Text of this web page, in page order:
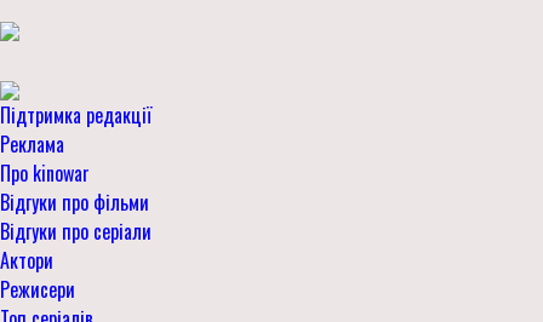
Підтримка редакції
Реклама
Про kinowar
Відгуки про фільми
Відгуки про серіали
Актори
Режисери